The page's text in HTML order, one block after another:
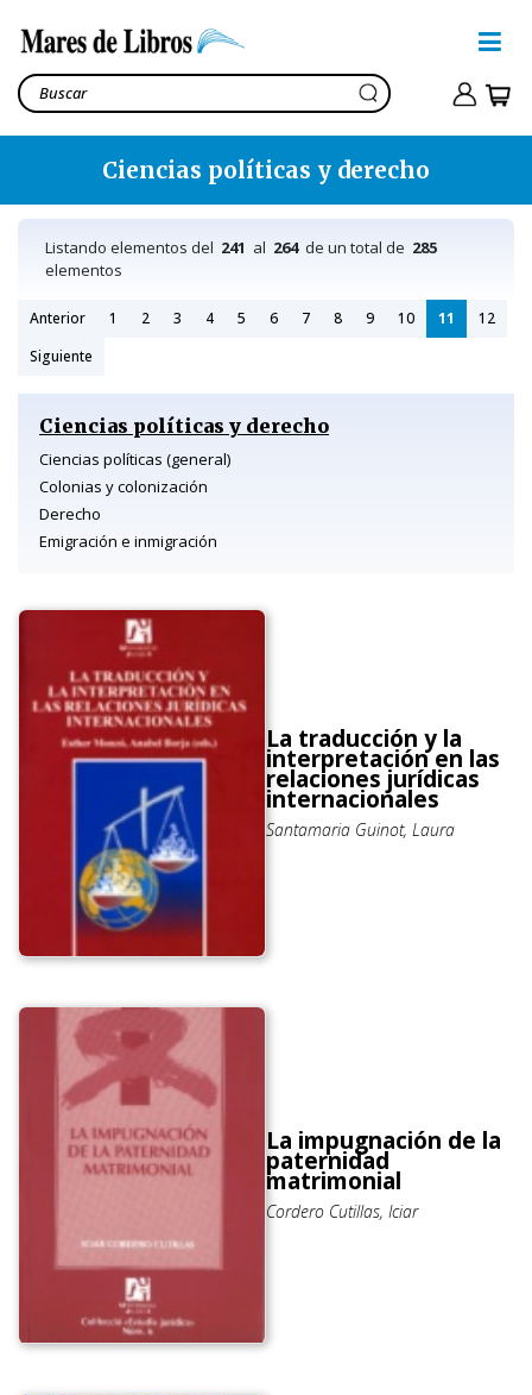
Ciencias políticas y derecho
Listando elementos del 241 al 264de un total de 285
elementos
Anterior 1 2 3 4 5 6 7 8 9 10 11
12
Siguiente
Ciencias políticas y derecho
Ciencias políticas (general)
Colonias y colonización
Derecho
Emigración e inmigración
La traducción y la
interpretación en las
relaciones jurídicas
internacionales
Santamaria Guinot, Laura
La impugnación de la
paternidad
matrimonial
Cordero Cutillas, Iciar